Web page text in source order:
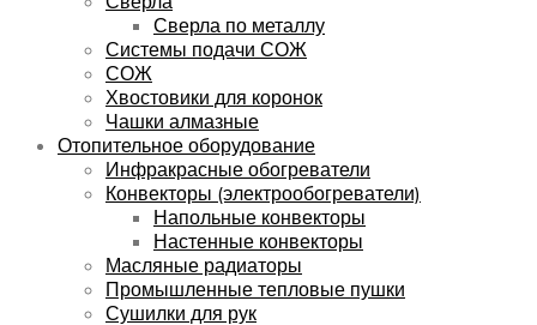
Сверла по металлу
Системы подачи СОЖ
СОЖ
Хвостовики для коронок
Чашки алмазные
Отопительное оборудование
Инфракрасные обогреватели
Конвекторы (электрообогреватели)
Напольные конвекторы
Настенные конвекторы
Масляные радиаторы
Промышленные тепловые пушки
Сушилки для рук